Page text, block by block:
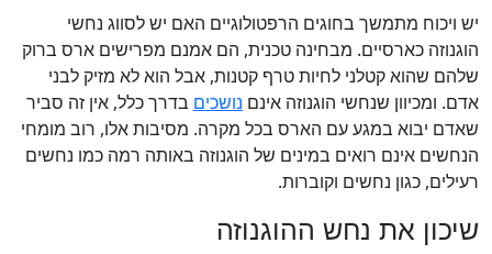
יש ויכוח מתמשך בחוגים הרפטולוגיים האם יש לסווג נחשי
הוגנוזה כארסיים. מבחינה טכנית, הם אמנם מפרישים ארס ברוק
שלהם שהוא קטלני לחיות טרף קטנות, אבל הוא לא מזיק לבני
אדם. ומכיוון שנחשי הוגנוזה אינם נושכים בדרך כלל, אין זה סביר
שאדם יבוא במגע עם הארס בכל מקרה. מסיבות אלו, רוב מומחי
הנחשים אינם רואים במינים של הוגנוזה באותה רמה כמו נחשים
רעילים, כגון נחשים וקוברות.
שיכון את נחש ההוגנוזה